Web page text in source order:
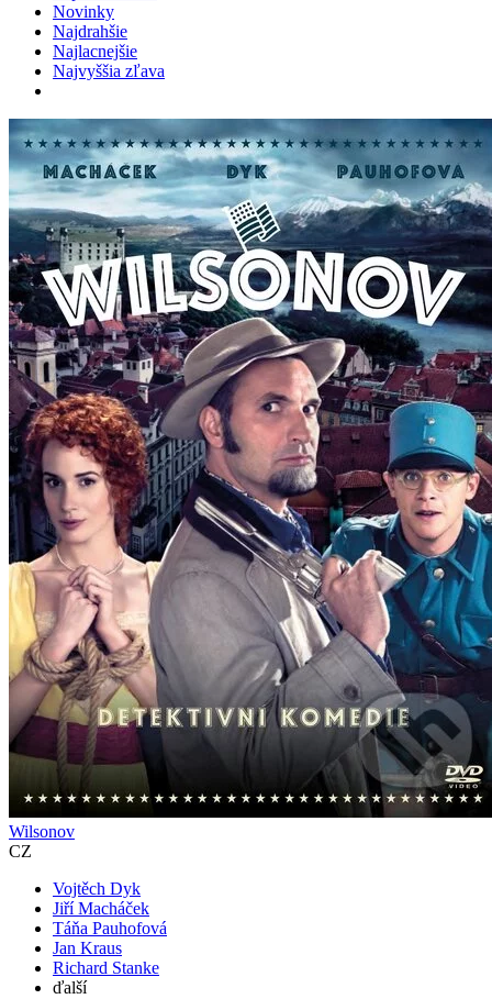
Novinky
Najdrahšie
Najlacnejšie
Najvyššia zľava
Wilsonov
CZ
Vojtěch Dyk
Jiří Macháček
Táňa Pauhofová
Jan Kraus
Richard Stanke
ďalší